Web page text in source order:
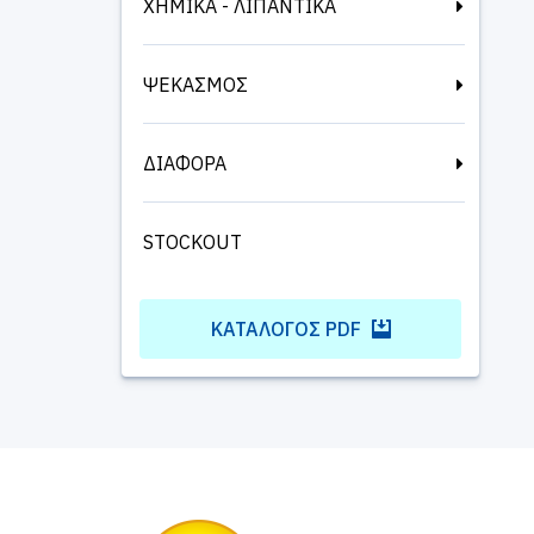
ΧΗΜΙΚΑ - ΛΙΠΑΝΤΙΚΑ
ΨΕΚΑΣΜΟΣ
ΔΙΑΦΟΡΑ
STOCKOUT
ΚΑΤΆΛΟΓΟΣ PDF